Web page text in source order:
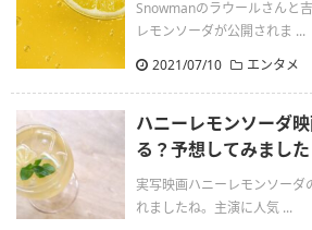
Snowmanのラウールさんと
レモンソーダが公開されま ...
2021/07/10
エンタメ
ハニーレモンソーダ
る？予想してみました
実写映画ハニーレモンソー
れましたね。主演に人気 ...